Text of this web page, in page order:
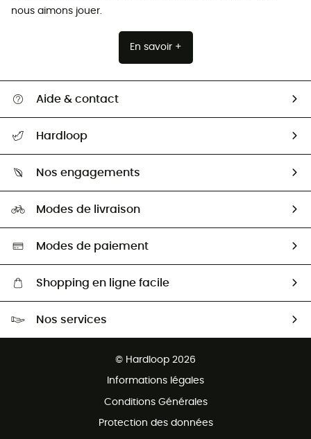
nous aimons jouer.
En savoir +
Aide & contact
Retour & remboursement
Guide des tailles
Seconde Main
Aide & Contact
Hardloop
HardGuides
Nos engagements
Sélection éco-responsable
Modes de livraison
Modes de paiement
Shopping en ligne facile
Nos services
© Hardloop 2026
Informations légales
Conditions Générales
Protection des données